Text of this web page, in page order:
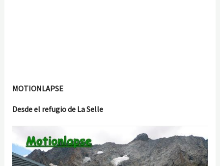
MOTIONLAPSE
Desde el refugio de La Selle